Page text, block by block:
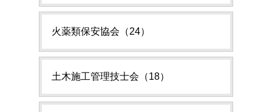
火薬類保安協会（24）
土木施工管理技士会（18）